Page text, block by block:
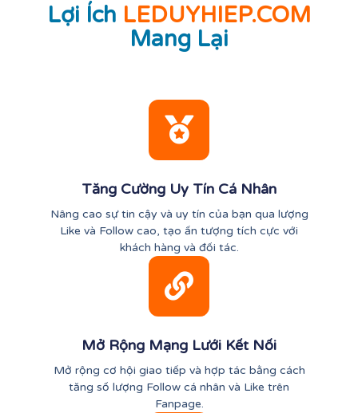
Lợi Ích LEDUYHIEP.COM
Mang Lại
Tăng Cường Uy Tín Cá Nhân
Nâng cao sự tin cậy và uy tín của bạn qua lượng
Like và Follow cao, tạo ấn tượng tích cực với
khách hàng và đối tác.
Mở Rộng Mạng Lưới Kết Nối
Mở rộng cơ hội giao tiếp và hợp tác bằng cách
tăng số lượng Follow cá nhân và Like trên
Fanpage.